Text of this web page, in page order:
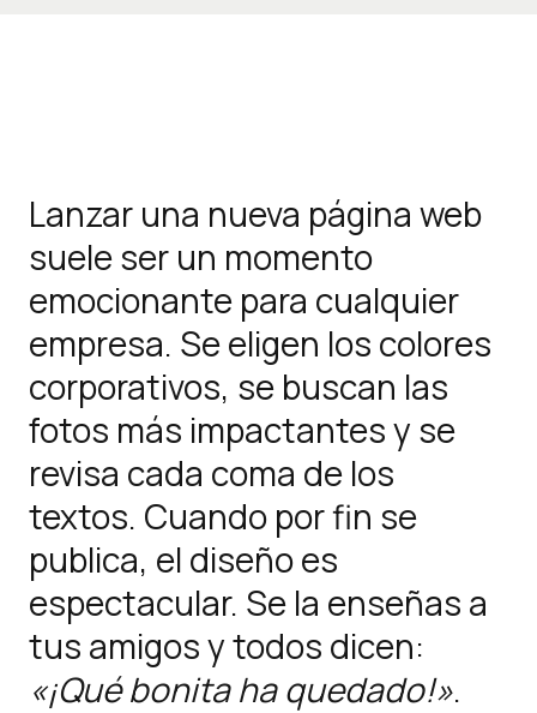
Lanzar una nueva página web
suele ser un momento
emocionante para cualquier
empresa. Se eligen los colores
corporativos, se buscan las
fotos más impactantes y se
revisa cada coma de los
textos. Cuando por fin se
publica, el diseño es
espectacular. Se la enseñas a
tus amigos y todos dicen:
«¡Qué bonita ha quedado!».